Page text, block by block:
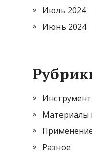
Июль 2024
Июнь 2024
Материалы
Разное